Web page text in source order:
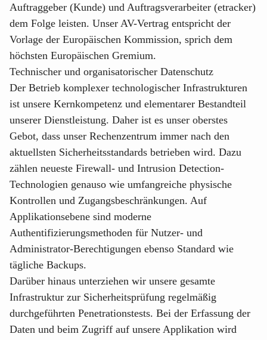
Auftraggeber (Kunde) und Auftragsverarbeiter (etracker)
dem Folge leisten. Unser AV-Vertrag entspricht der
Vorlage der Europäischen Kommission, sprich dem
höchsten Europäischen Gremium.
Technischer und organisatorischer Datenschutz
Der Betrieb komplexer technologischer Infrastrukturen
ist unsere Kernkompetenz und elementarer Bestandteil
unserer Dienstleistung. Daher ist es unser oberstes
Gebot, dass unser Rechenzentrum immer nach den
aktuellsten Sicherheitsstandards betrieben wird. Dazu
zählen neueste Firewall- und Intrusion Detection-
Technologien genauso wie umfangreiche physische
Kontrollen und Zugangsbeschränkungen. Auf
Applikationsebene sind moderne
Authentifizierungsmethoden für Nutzer- und
Administrator-Berechtigungen ebenso Standard wie
tägliche Backups.
Darüber hinaus unterziehen wir unsere gesamte
Infrastruktur zur Sicherheitsprüfung regelmäßig
durchgeführten Penetrationstests. Bei der Erfassung der
Daten und beim Zugriff auf unsere Applikation wird